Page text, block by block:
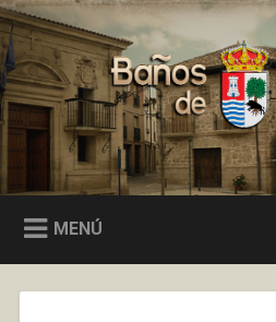
Saltar
al
contenido
Buscar
Baños de Río Tobía
MENÚ